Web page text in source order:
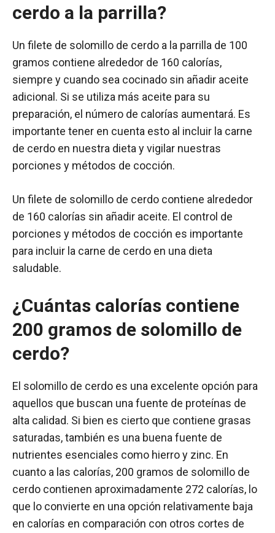
cerdo a la parrilla?
Un filete de solomillo de cerdo a la parrilla de 100
gramos contiene alrededor de 160 calorías,
siempre y cuando sea cocinado sin añadir aceite
adicional. Si se utiliza más aceite para su
preparación, el número de calorías aumentará. Es
importante tener en cuenta esto al incluir la carne
de cerdo en nuestra dieta y vigilar nuestras
porciones y métodos de cocción.
Un filete de solomillo de cerdo contiene alrededor
de 160 calorías sin añadir aceite. El control de
porciones y métodos de cocción es importante
para incluir la carne de cerdo en una dieta
saludable.
¿Cuántas calorías contiene
200 gramos de solomillo de
cerdo?
El solomillo de cerdo es una excelente opción para
aquellos que buscan una fuente de proteínas de
alta calidad. Si bien es cierto que contiene grasas
saturadas, también es una buena fuente de
nutrientes esenciales como hierro y zinc. En
cuanto a las calorías, 200 gramos de solomillo de
cerdo contienen aproximadamente 272 calorías, lo
que lo convierte en una opción relativamente baja
en calorías en comparación con otros cortes de